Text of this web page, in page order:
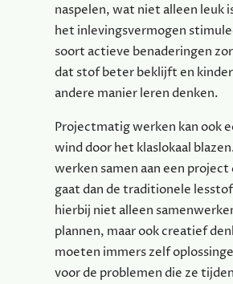
naspelen, wat niet alleen leuk
het inlevingsvermogen
soort actieve benaderingen
dat stof beter beklijft en
andere manier leren denken.
Projectmatig werken kan ook
wind door het klaslokaal
werken samen aan een
gaat dan de traditionele
hierbij niet alleen
plannen, maar ook creatief
moeten immers zelf
voor de problemen die ze